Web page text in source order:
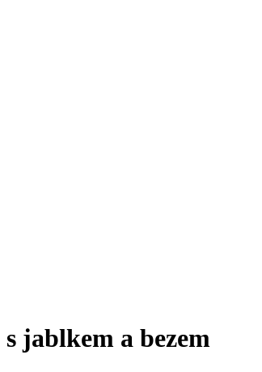
jablkem a bezem